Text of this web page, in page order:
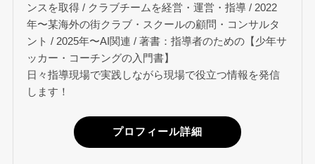
ンスを取得 / クラブチームを経営・運営・指導 / 2022
年〜某海外の街クラブ・スクールの顧問・コンサルタ
ント / 2025年〜AI関連 / 著書：指導者のための【少年サ
ッカー・コーチングの入門書】
日々指導現場で実践しながら現場で役立つ情報を発信
します！
プロフィール詳細